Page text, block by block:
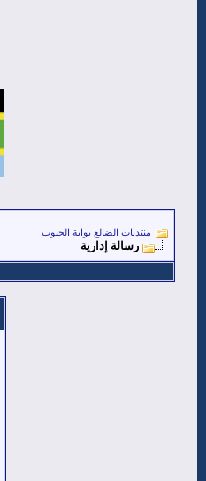
منتديات الضالع بوابة الجنوب
رسالة إدارية